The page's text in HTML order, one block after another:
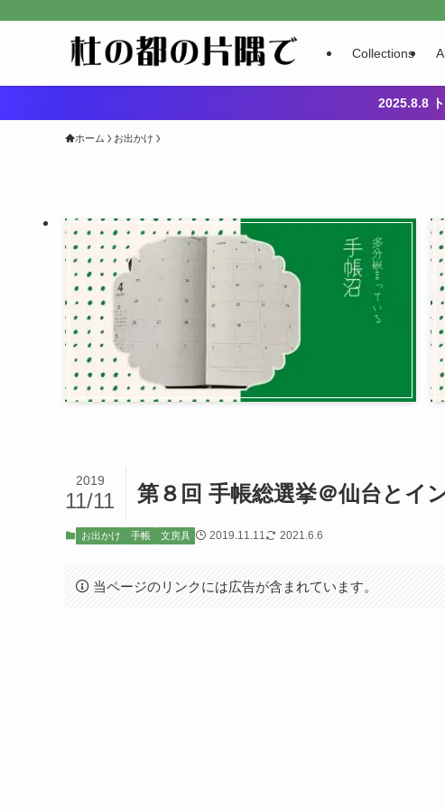
Collections
2025.8.8
ホーム お出かけ
第８回 手帳総選挙＠仙台とイ
2019
11/11
お出かけ 手帳 文房具 2019.11.11 2021.6.6
当ページのリンクには広告が含まれています。